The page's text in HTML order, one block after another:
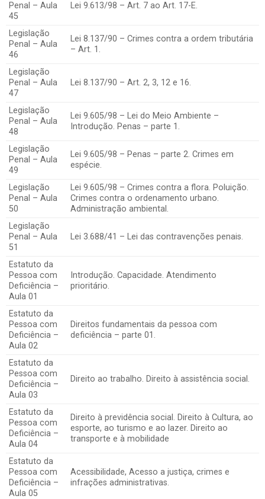
Penal – Aula
45
Lei 9.613/98 – Art. 7 ao Art. 17-E.
Legislação
Penal – Aula
46
Lei 8.137/90 – Crimes contra a ordem tributária
– Art. 1.
Legislação
Penal – Aula
47
Lei 8.137/90 – Art. 2, 3, 12 e 16.
Legislação
Penal – Aula
48
Lei 9.605/98 – Lei do Meio Ambiente –
Introdução. Penas – parte 1.
Legislação
Penal – Aula
49
Lei 9.605/98 – Penas – parte 2. Crimes em
espécie.
Legislação
Penal – Aula
50
Lei 9.605/98 – Crimes contra a flora. Poluição.
Crimes contra o ordenamento urbano.
Administração ambiental.
Legislação
Penal – Aula
51
Lei 3.688/41 – Lei das contravenções penais.
Estatuto da
Pessoa com
Deficiência –
Aula 01
Introdução. Capacidade. Atendimento
prioritário.
Estatuto da
Pessoa com
Deficiência –
Aula 02
Direitos fundamentais da pessoa com
deficiência – parte 01.
Estatuto da
Pessoa com
Deficiência –
Aula 03
Direito ao trabalho. Direito à assistência social.
Estatuto da
Pessoa com
Deficiência –
Aula 04
Direito à previdência social. Direito à Cultura, ao
esporte, ao turismo e ao lazer. Direito ao
transporte e à mobilidade
Estatuto da
Pessoa com
Deficiência –
Aula 05
Acessibilidade, Acesso a justiça, crimes e
infrações administrativas.